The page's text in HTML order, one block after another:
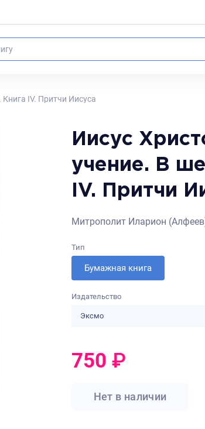
IV. Притчи Иисуса
Иисус
учение. В
IV. Притчи
Митрополит Иларион
Тип
Бумажная книга
Издательство
Эксмо
750 ₽
Нет в наличии